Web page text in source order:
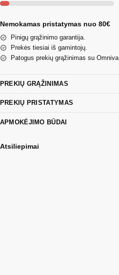
Nemokamas pristatymas nuo 80€
Pinigų grąžinimo garantija.
Prekės tiesiai iš gamintojų.
Patogus prekių grąžinimas su Omniva.
PREKIŲ GRĄŽINIMAS
PREKIŲ PRISTATYMAS
APMOKĖJIMO BŪDAI
Atsiliepimai